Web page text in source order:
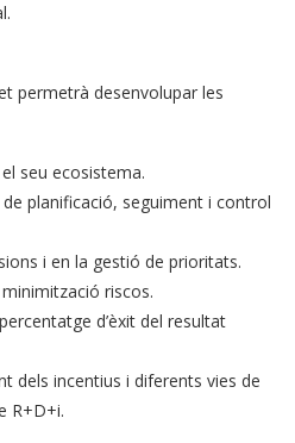
permetrà desenvolupar les
seu ecosistema.
planificació, seguiment i control
i en la gestió de prioritats.
riscos.
d’èxit del resultat
dels incentius i diferents vies de
R+D+i.